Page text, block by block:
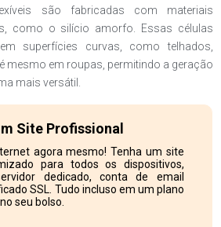
são fabricadas com materiais
como o silício amorfo. Essas células
superfícies curvas, como telhados,
mesmo em roupas, permitindo a geração
mais versátil.
Site Profissional
agora mesmo! Tenha um site
para todos os dispositivos,
dedicado, conta de email
SSL. Tudo incluso em um plano
seu bolso.